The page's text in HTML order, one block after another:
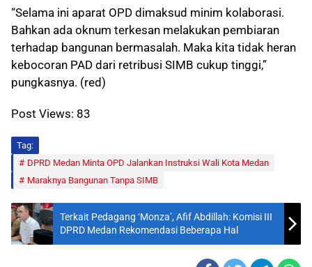
“Selama ini aparat OPD dimaksud minim kolaborasi.
Bahkan ada oknum terkesan melakukan pembiaran
terhadap bangunan bermasalah. Maka kita tidak heran
kebocoran PAD dari retribusi SIMB cukup tinggi,”
pungkasnya. (red)
Post Views: 83
Tag:
DPRD Medan Minta OPD Jalankan Instruksi Wali Kota Medan
Maraknya Bangunan Tanpa SIMB
Terkait Pedagang ‘Monza’, Afif Abdillah: Komisi III
DPRD Medan Rekomendasi Beberapa Hal